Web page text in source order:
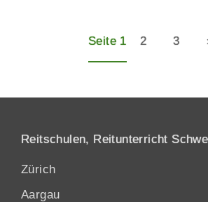
Seite 1 2 3
Reitschulen, Reitunterricht
Zürich
Aargau